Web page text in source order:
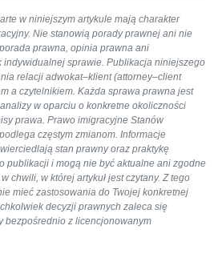
w niniejszym artykule mają charakter
Nie stanowią porady prawnej ani nie
prawna, opinia prawna ani
sprawie. Publikacja niniejszego
relacji adwokat–klient (attorney–client
a czytelnikiem. Każda sprawa prawna jest
w oparciu o konkretne okoliczności
prawa. Prawo imigracyjne Stanów
częstym zmianom. Informacje
stan prawny oraz praktykę
publikacji i mogą nie być aktualne ani zgodne
chwili, w której artykuł jest czytany. Z tego
mieć zastosowania do Twojej konkretnej
decyzji prawnych zaleca się
bezpośrednio z licencjonowanym